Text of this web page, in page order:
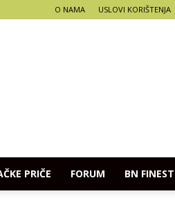
O NAMA USLOVI KORIŠTENJA
PRIČE FORUM BN FINEST